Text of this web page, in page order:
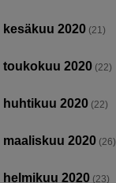
kesäkuu 2020 (21)
toukokuu 2020 (22)
huhtikuu 2020 (22)
maaliskuu 2020 (26)
helmikuu 2020 (23)